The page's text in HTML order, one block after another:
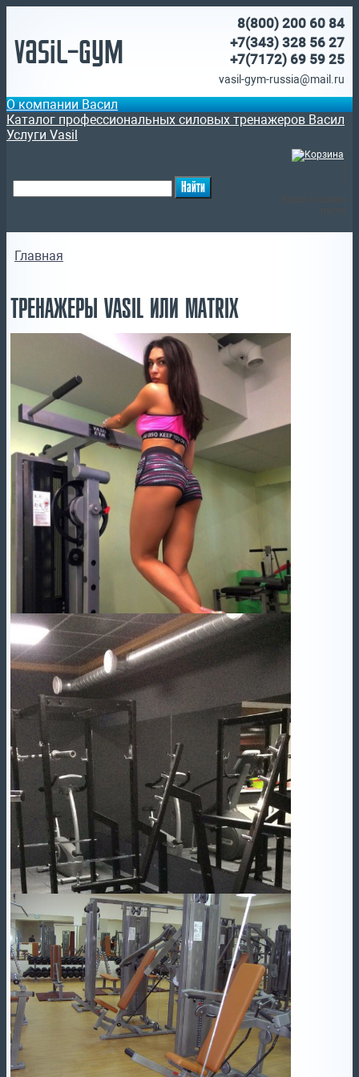
Vasil-Gym
8(800) 200 60 84
+7(343) 328 56 27
+7(7172) 69 59 25
vasil-gym-russia@mail.ru
О компании Васил
Каталог профессиональных силовых тренажеров Васил
Услуги Vasil
Главная
ТРЕНАЖЕРЫ VASIL ИЛИ MATRIX